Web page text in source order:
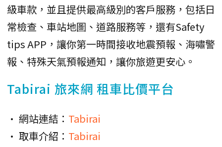
級車款，並且提供最高級別的客戶服務，包括日
常檢查、車站地圖、道路服務等，還有Safety
tips APP，讓你第一時間接收地震預報、海嘯警
報、特殊天氣預報通知，讓你旅遊更安心。
Tabirai 旅來網 租車比價平台
• 網站連結： Tabirai
• 取車介紹： Tabirai